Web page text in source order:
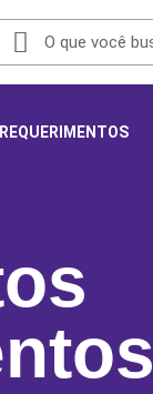
REQUERIMENTOS